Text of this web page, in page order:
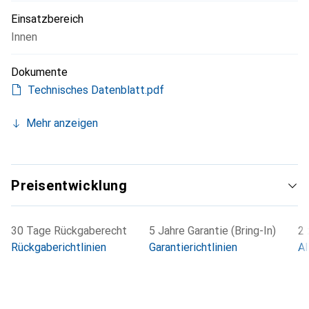
Einsatzbereich
Innen
Dokumente
Technisches Datenblatt.pdf
Mehr anzeigen
Preisentwicklung
30 Tage Rückgaberecht
Rückgaberichtlinien
5 Jahre Garantie (Bring-In)
Garantierichtlinien
2